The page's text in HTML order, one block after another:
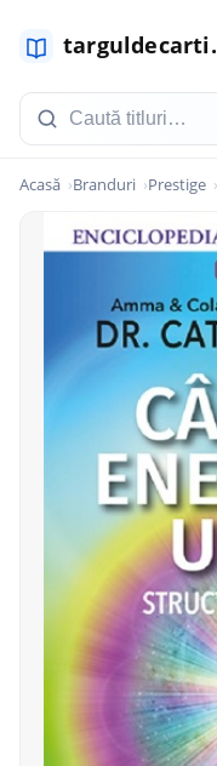
Acasă Branduri Prestige